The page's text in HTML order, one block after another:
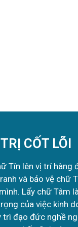
CỐT LÕI
Tín lên vị trí hàng
và bảo vệ chữ
Lấy chữ Tâm
của việc kinh
trì đạo đức nghề